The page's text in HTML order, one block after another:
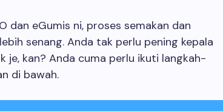
dan eGumis ni, proses semakan dan
senang. Anda tak perlu pening kepala
je, kan? Anda cuma perlu ikuti langkah-
di bawah.